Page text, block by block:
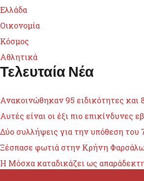
Ελλάδα
Οικονομία
Κόσμος
Αθλητικά
Τελευταία Νέα
Ανακοινώθηκαν 95 ειδικότητες
Αυτές είναι οι έξι πιο επικίνδυνες
Δύο συλλήψεις για την υπόθεση του
Ξέσπασε φωτιά στην Κρήνη
Η Μόσχα καταδικάζει ως